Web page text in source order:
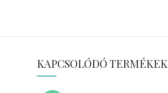
KAPCSOLÓDÓ TERMÉKEK